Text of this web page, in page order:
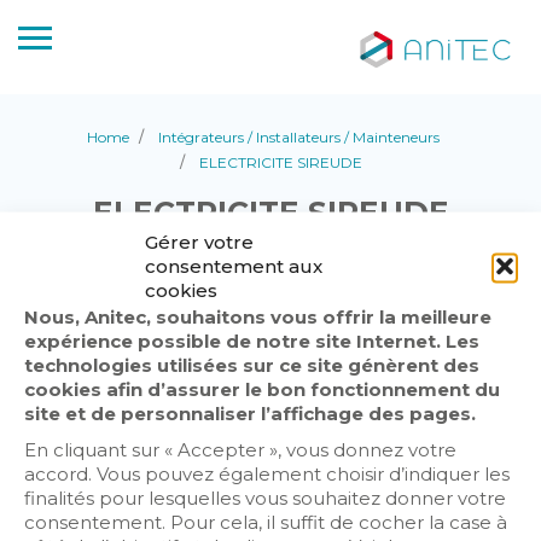
Gérer votre
consentement aux
cookies
Nous, Anitec, souhaitons vous offrir la meilleure
expérience possible de notre site Internet. Les
technologies utilisées sur ce site génèrent des
cookies afin d’assurer le bon fonctionnement du
site et de personnaliser l’affichage des pages.
En cliquant sur « Accepter », vous donnez votre
accord. Vous pouvez également choisir d’indiquer les
finalités pour lesquelles vous souhaitez donner votre
consentement. Pour cela, il suffit de cocher la case à
Home
Intégrateurs / Installateurs / Mainteneurs
ELECTRICITE SIREUDE
ELECTRICITE SIREUDE
Save